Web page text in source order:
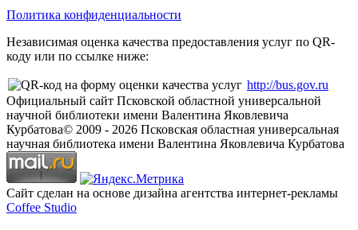
Политика конфиденциальности
Независимая оценка качества предоставления услуг по QR-
коду или по ссылке ниже:
http://bus.gov.ru
Официальный сайт Псковской областной универсальной
научной библиотеки имени Валентина Яковлевича
Курбатова© 2009 - 2026 Псковская областная универсальная
научная библиотека имени Валентина Яковлевича Курбатова
Сайт сделан на основе дизайна агентства интернет-рекламы
Coffee Studio